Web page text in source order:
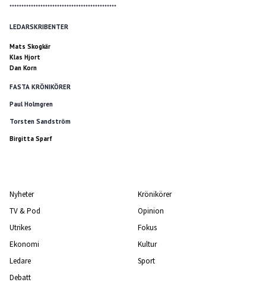
*********************************************
LEDARSKRIBENTER
Mats Skogkär
Klas Hjort
Dan Korn
FASTA KRÖNIKÖRER
Paul Holmgren
Torsten Sandström
Birgitta Sparf
Nyheter
TV & Pod
Utrikes
Ekonomi
Ledare
Debatt
Krönikörer
Opinion
Fokus
Kultur
Sport